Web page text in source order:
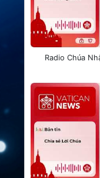
Radio Chúa